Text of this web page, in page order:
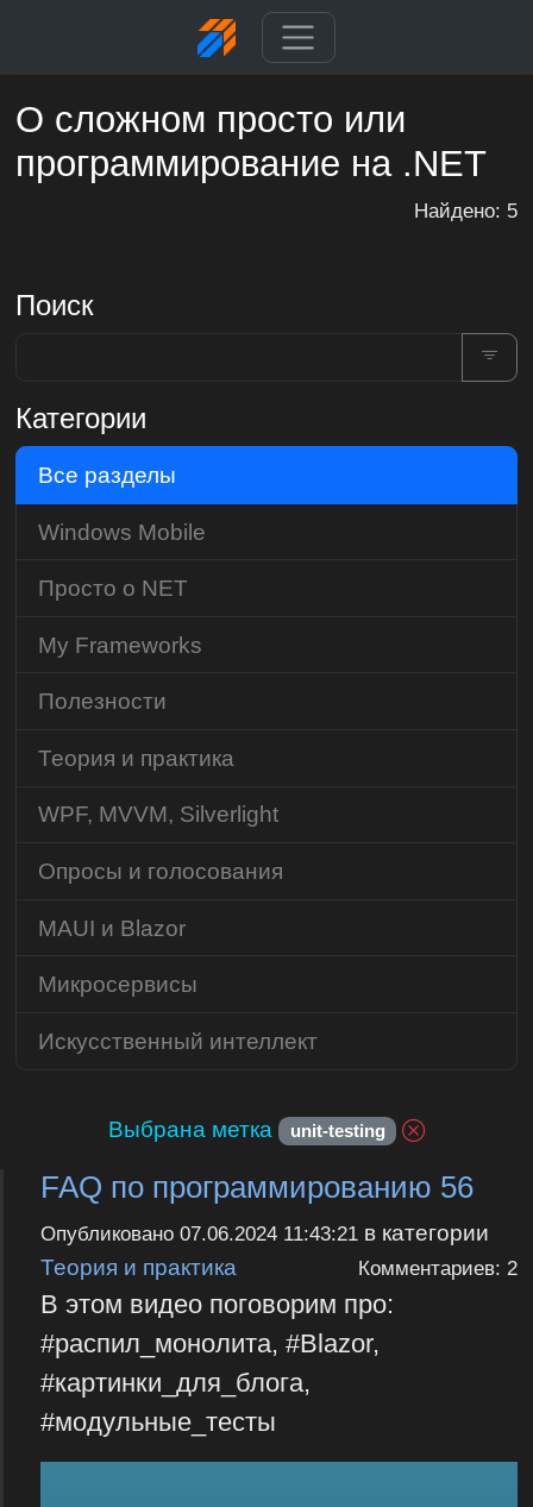
О сложном просто или
программирование на .NET
Найдено: 5
Выбрана метка unit-testing
FAQ по программированию 56
Опубликовано 07.06.2024 11:43:21в категории
Теория и практика
Комментариев: 2
В этом видео поговорим про:
#распил_монолита, #Blazor,
#картинки_для_блога,
#модульные_тесты
Поиск
Категории
Все разделы
Windows Mobile
Просто о NET
My Frameworks
Полезности
Теория и практика
WPF, MVVM, Silverlight
Опросы и голосования
MAUI и Blazor
Микросервисы
Искусственный интеллект